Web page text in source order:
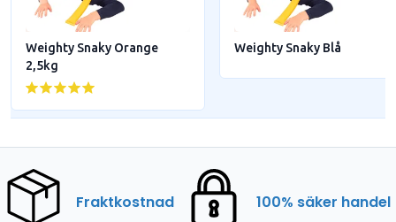
Weighty Snaky Orange
2,5kg
Weighty Snaky Blå
Fraktkostnad 100% säker handel